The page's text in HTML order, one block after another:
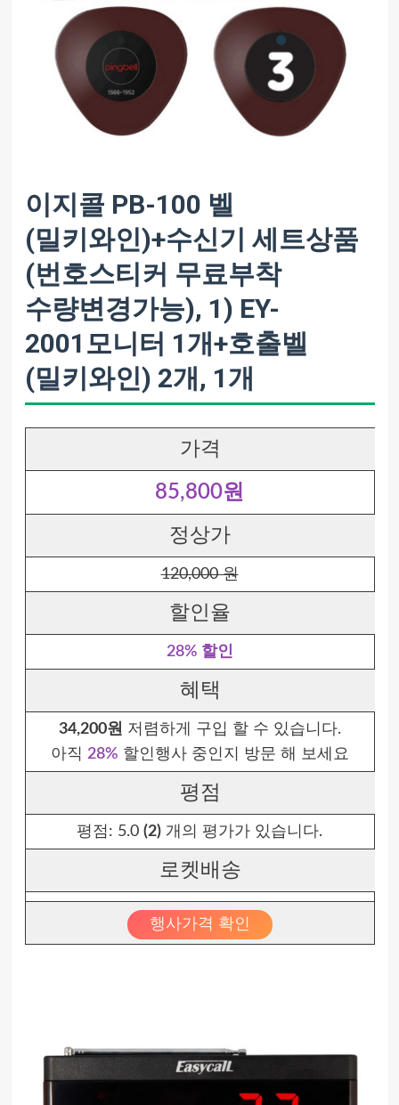
이지콜 PB-100 벨
(밀키와인)+수신기 세트상품
(번호스티커 무료부착
수량변경가능), 1) EY-
2001모니터 1개+호출벨
(밀키와인) 2개, 1개
가격
85,800원
정상가
120,000 원
할인율
28% 할인
혜택
34,200원 저렴하게 구입 할 수 있습니다.
아직 28% 할인행사 중인지 방문 해 보세요
평점
평점: 5.0 (2) 개의 평가가 있습니다.
로켓배송
행사가격 확인